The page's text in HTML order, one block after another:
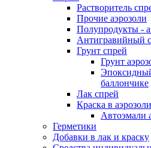
Растворитель
Прочие аэрозоли
Полупродукты -
Антигравийный
Грунт спрей
Грунт
баллончике
Лак спрей
Краска в аэрозоли
Автоэмали
Герметики
Добавки в лак и краску